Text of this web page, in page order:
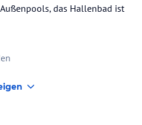
das Hallenbad ist